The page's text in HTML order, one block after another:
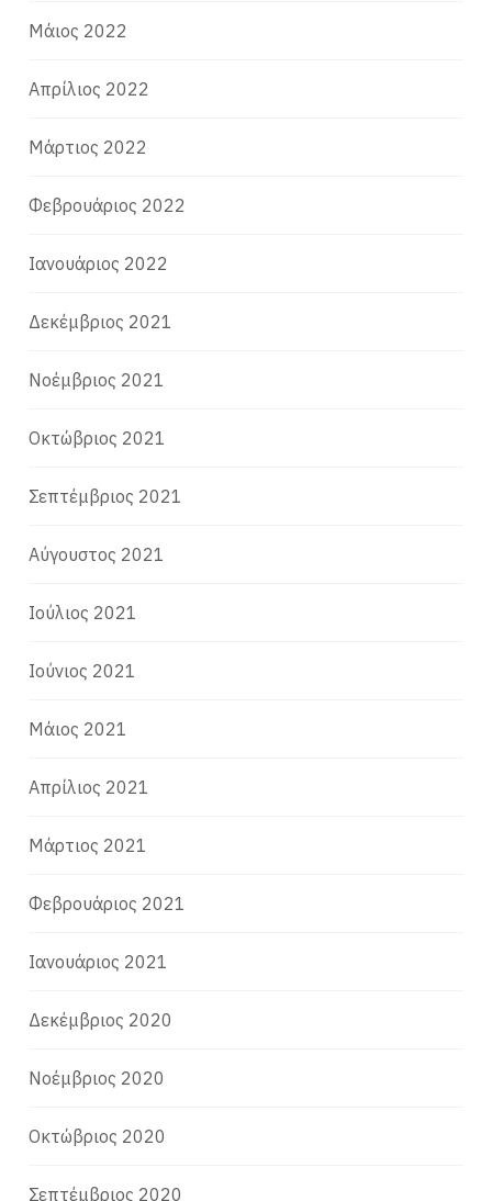
Μάιος 2022
Απρίλιος 2022
Μάρτιος 2022
Φεβρουάριος 2022
Ιανουάριος 2022
Δεκέμβριος 2021
Νοέμβριος 2021
Οκτώβριος 2021
Σεπτέμβριος 2021
Αύγουστος 2021
Ιούλιος 2021
Ιούνιος 2021
Μάιος 2021
Απρίλιος 2021
Μάρτιος 2021
Φεβρουάριος 2021
Ιανουάριος 2021
Δεκέμβριος 2020
Νοέμβριος 2020
Οκτώβριος 2020
Σεπτέμβριος 2020